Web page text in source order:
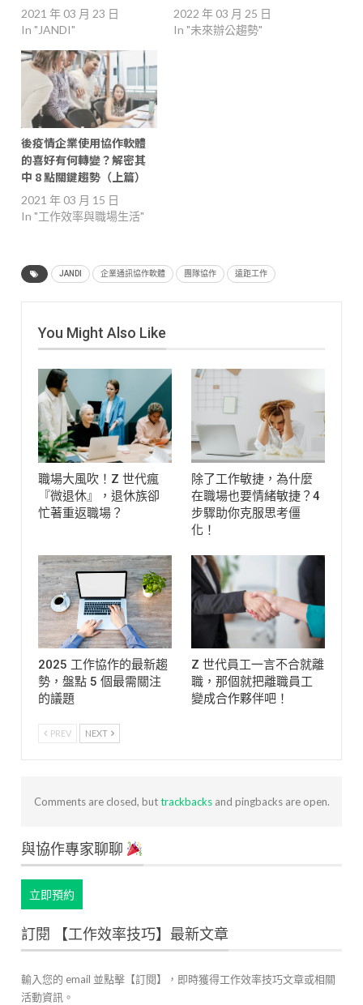
2021 年 03 月 23 日
In "JANDI"
2022 年 03 月 25 日
In "未來辦公趨勢"
後疫情企業使用協作軟體
的喜好有何轉變？解密其
中 8 點關鍵趨勢（上篇）
2021 年 03 月 15 日
In "工作效率與職場生活"
JANDI 企業通訊協作軟體 團隊協作 遠距工作
You Might Also Like
職場大風吹！Z 世代瘋
『微退休』，退休族卻
忙著重返職場？
除了工作敏捷，為什麼
在職場也要情緒敏捷？4
步驟助你克服思考僵
化！
2025 工作協作的最新趨
勢，盤點 5 個最需關注
的議題
Z 世代員工一言不合就離
職，那個就把離職員工
變成合作夥伴吧！
PREV NEXT
Comments are closed, buttrackbacksand pingbacks are open.
與協作專家聊聊
立即預約
訂閱 【工作效率技巧】最新文章
輸入您的 email 並點擊【訂閱】，即時獲得工作效率技巧文章或相關
活動資訊。